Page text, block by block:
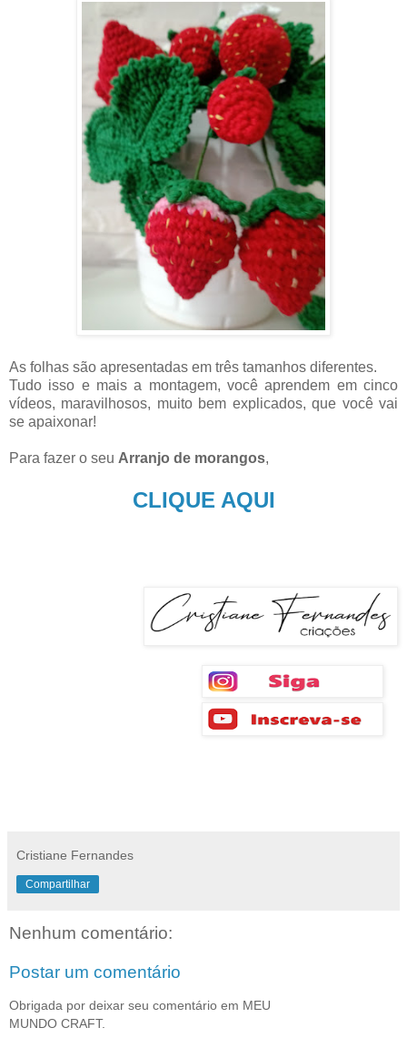
As folhas são apresentadas em três tamanhos diferentes.
Tudo isso e mais a montagem, você aprendem em cinco
vídeos, maravilhosos, muito bem explicados, que você vai
se apaixonar!
Para fazer o seu Arranjo de morangos,
CLIQUE AQUI
Cristiane Fernandes
Compartilhar
Nenhum comentário:
Postar um comentário
Obrigada por deixar seu comentário em MEU
MUNDO CRAFT.